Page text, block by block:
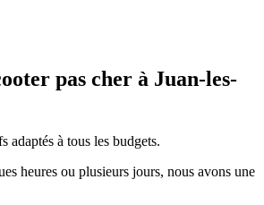
pas cher à Juan-les-
adaptés à tous les budgets.
heures ou plusieurs jours, nous avons une